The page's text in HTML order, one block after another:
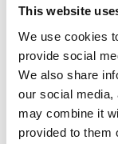
This website
We use cookies
provide social
We also share
our social media,
may combine it
provided to them
Oude